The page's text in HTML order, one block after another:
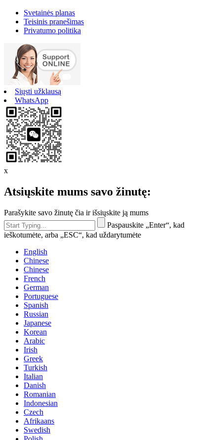
Svetainės planas
Teisinis pranešimas
Privatumo politika
Siųsti užklausą
WhatsApp
x
Atsiųskite mums savo žinutę:
Parašykite savo žinutę čia ir išsiųskite ją mums
Paspauskite „Enter“, kad
ieškotumėte, arba „ESC“, kad uždarytumėte
English
Chinese
Chinese
French
German
Portuguese
Spanish
Russian
Japanese
Korean
Arabic
Irish
Greek
Turkish
Italian
Danish
Romanian
Indonesian
Czech
Afrikaans
Swedish